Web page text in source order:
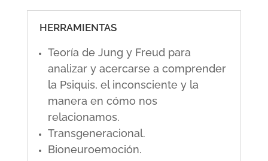
HERRAMIENTAS
Teoría de Jung y Freud para
analizar y acercarse a comprender
la Psiquis, el inconsciente y la
manera en cómo nos
relacionamos.
Transgeneracional.
Bioneuroemoción.